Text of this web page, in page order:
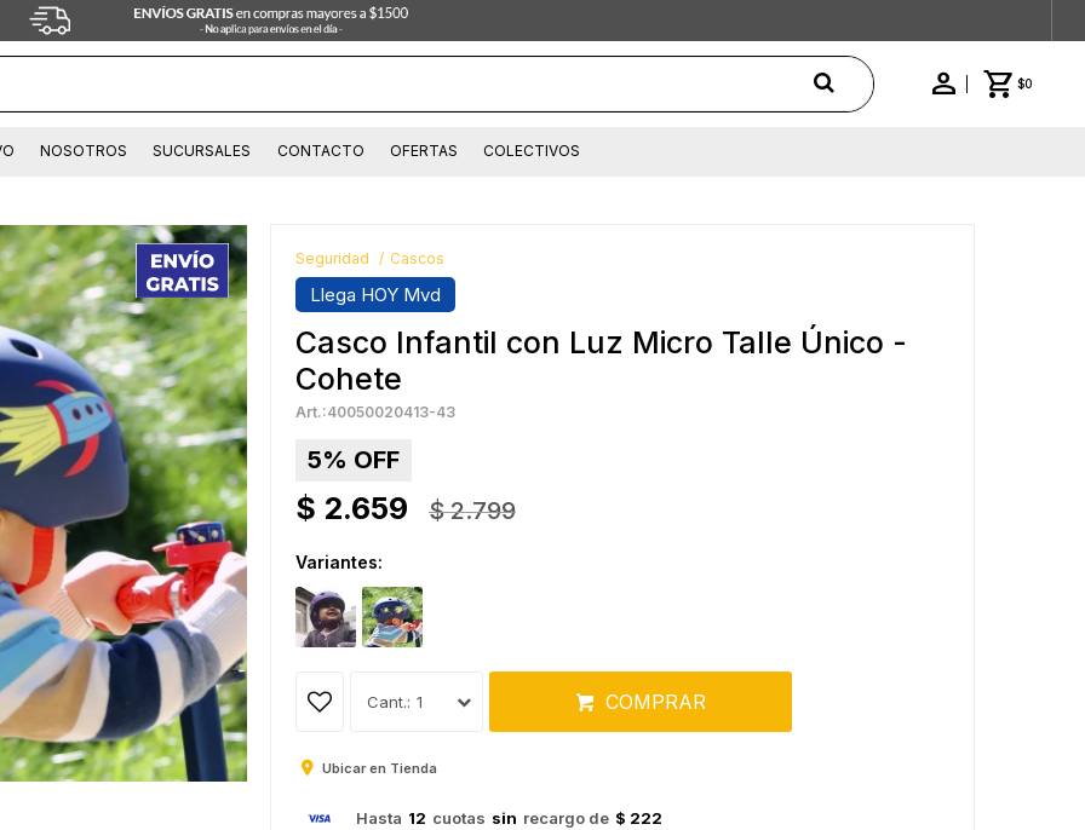
$0
NOSOTROS SUCURSALES CONTACTO OFERTAS COLECTIVOS
Seguridad Cascos
Llega HOY Mvd
Casco Infantil con Luz Micro Talle Único -
Cohete
40050020413-43
5
$ 2.659 $ 2.799
Variantes:
1 COMPRAR
Ubicar en Tienda
Hasta 12 cuotas sin recargo de $ 222